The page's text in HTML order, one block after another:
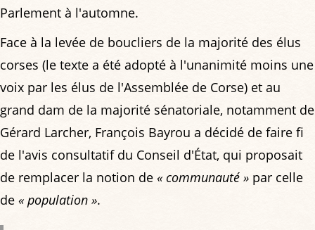
Parlement à l'automne.
Face à la levée de boucliers de la majorité des élus
corses (le texte a été adopté à l'unanimité moins une
voix par les élus de l'Assemblée de Corse) et au
grand dam de la majorité sénatoriale, notamment de
Gérard Larcher, François Bayrou a décidé de faire fi
de l'avis consultatif du Conseil d'État, qui proposait
de remplacer la notion de « communauté » par celle
de « population ».